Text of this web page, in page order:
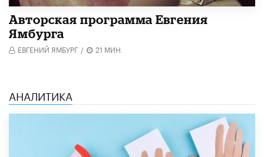
Авторская программа Евгения
Ямбурга
ЕВГЕНИЙ ЯМБУРГ / 21 МИН.
АНАЛИТИКА